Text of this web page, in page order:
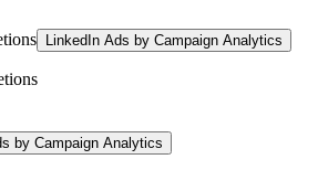
LinkedIn Ads by Campaign Analytics
by Campaign Analytics